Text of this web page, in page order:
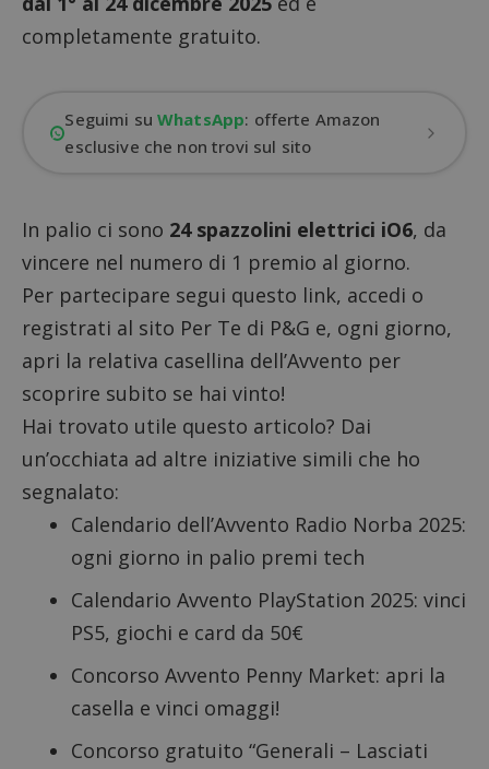
completamente gratuito.
Seguimi suWhatsApp: offerte Amazon
esclusive che non trovi sul sito
In palio ci sono 24 spazzolini elettrici iO6, da
vincere nel numero di 1 premio al giorno.
Per partecipare segui questo link, accedi o
registrati al sito Per Te di P&G e, ogni giorno,
apri la relativa casellina dell’Avvento per
scoprire subito se hai vinto!
Hai trovato utile questo articolo? Dai
un’occhiata ad altre iniziative simili che ho
segnalato:
Calendario dell’Avvento Radio Norba 2025:
ogni giorno in palio premi tech
Calendario Avvento PlayStation 2025: vinci
PS5, giochi e card da 50€
Concorso Avvento Penny Market: apri la
casella e vinci omaggi!
Concorso gratuito “Generali – Lasciati